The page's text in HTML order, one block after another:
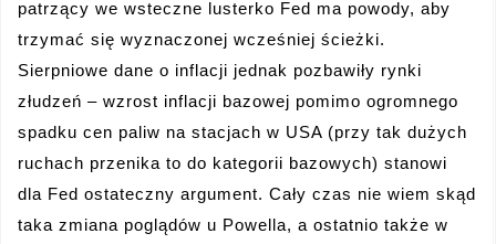
patrzący we wsteczne lusterko Fed ma powody, aby
trzymać się wyznaczonej wcześniej ścieżki.
Sierpniowe dane o inflacji jednak pozbawiły rynki
złudzeń – wzrost inflacji bazowej pomimo ogromnego
spadku cen paliw na stacjach w USA (przy tak dużych
ruchach przenika to do kategorii bazowych) stanowi
dla Fed ostateczny argument. Cały czas nie wiem skąd
taka zmiana poglądów u Powella, a ostatnio także w